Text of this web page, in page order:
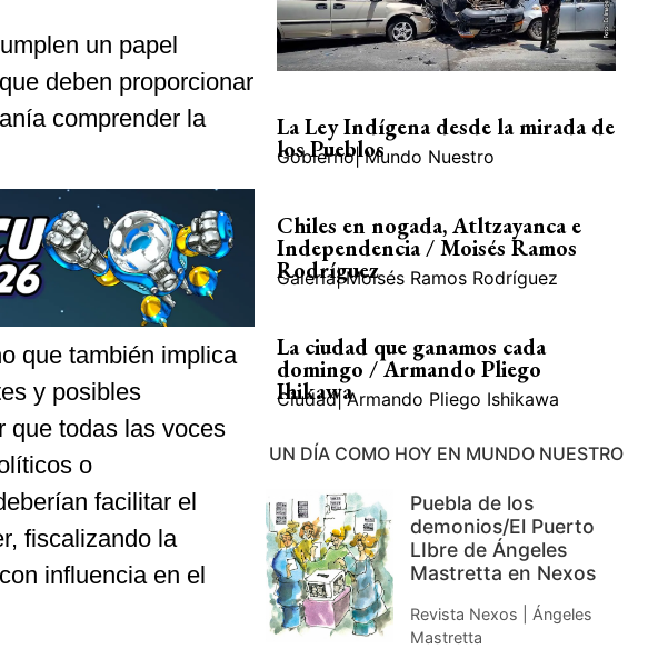
un papel
deben proporcionar
comprender la
que también implica
y posibles
que todas las voces
o
facilitar el
fiscalizando la
influencia en el
La Ley Indígena desde la mirada de
los Pueblos
Gobierno| Mundo Nuestro
Chiles en nogada, Atltzayanca e
Independencia / Moisés Ramos
Rodríguez
Galería| Moisés Ramos Rodríguez
La ciudad que ganamos cada
domingo / Armando Pliego
Ihikawa
Ciudad| Armando Pliego Ishikawa
UN DÍA COMO HOY EN MUNDO NUESTRO
Puebla de los
demonios/El Puerto
LIbre de Ángeles
Mastretta en Nexos
Revista Nexos | Ángeles
Mastretta